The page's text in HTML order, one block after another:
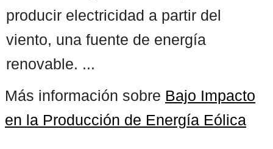
producir electricidad a partir del
viento, una fuente de energía
renovable. ...
Más información sobre Bajo Impacto
en la Producción de Energía Eólica